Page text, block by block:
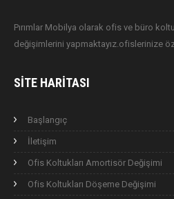
Pırımlar Mobilya olarak ofis ve büro
değişimlerini yapmaktayız.ofislerinize
SITE HARITASI
Başlangıç
İletişim
Ofis Koltukları Amortisör Değişimi
Ofis Koltukları Döşeme Değişimi